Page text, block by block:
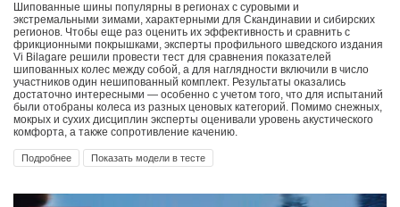
Шипованные шины популярны в регионах с суровыми и
экстремальными зимами, характерными для Скандинавии и сибирских
регионов. Чтобы еще раз оценить их эффективность и сравнить с
фрикционными покрышками, эксперты профильного шведского издания
Vi Bilagare решили провести тест для сравнения показателей
шипованных колес между собой, а для наглядности включили в число
участников один нешипованный комплект. Результаты оказались
достаточно интересными — особенно с учетом того, что для испытаний
были отобраны колеса из разных ценовых категорий. Помимо снежных,
мокрых и сухих дисциплин эксперты оценивали уровень акустического
комфорта, а также сопротивление качению.
Подробнее Показать модели в тесте